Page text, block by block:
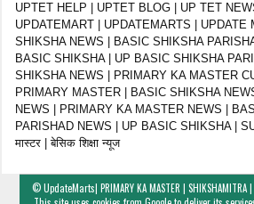
UPTET HELP | UPTET BLOG | UP TET
UPDATEMART | UPDATEMARTS | UPDATE
SHIKSHA NEWS | BASIC SHIKSHA
BASIC SHIKSHA | UP BASIC SHIKSHA
SHIKSHA NEWS | PRIMARY KA MASTER
PRIMARY MASTER | BASIC SHIKSHA
NEWS | PRIMARY KA MASTER NEWS |
PARISHAD NEWS | UP BASIC SHIKSHA |
मास्टर | बेसिक शिक्षा न्यूज
©UpdateMarts| PRIMARY KA MASTER |